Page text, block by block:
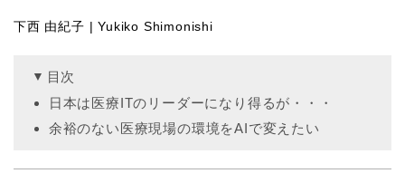
下西 由紀子 | Yukiko Shimonishi
目次
日本は医療ITのリーダーになり得るが・・・
余裕のない医療現場の環境をAIで変えたい